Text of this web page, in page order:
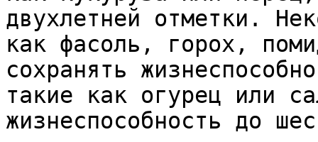
двухлетней отметки.
как фасоль, горох,
сохранять
такие как огурец или
жизнеспособность до